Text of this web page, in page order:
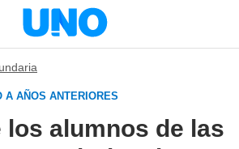
A AÑOS ANTERIORES
los alumnos de las